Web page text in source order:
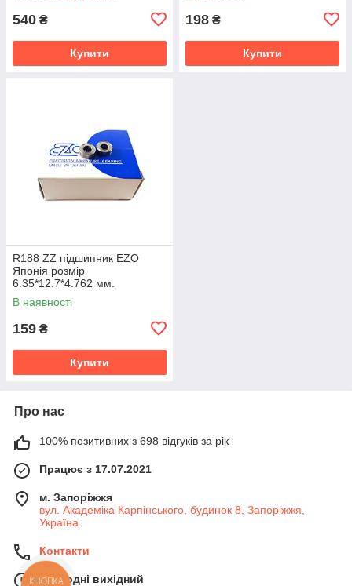
540 ₴
Купити
198 ₴
Купити
R188 ZZ підшипник EZO
Японія розмір
6.35*12.7*4.762 мм.
В наявності
159 ₴
Купити
Про нас
100% позитивних з 698 відгуків за рік
Працює з 17.07.2021
м. Запоріжжя
вул. Академіка Карпінського, будинок 8, Запоріжжя,
Україна
Контакти
Сьогодні вихідний
КНОПКА